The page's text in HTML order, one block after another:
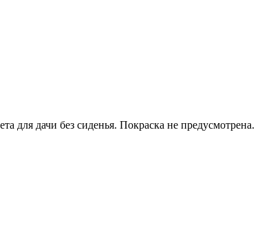
для дачи без сиденья. Покраска не предусмотрена.